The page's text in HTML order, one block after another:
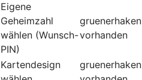
Eigene
Geheimzahl
wählen (Wunsch-
PIN)
gruenerhaken
vorhanden
Kartendesign
gruenerhaken